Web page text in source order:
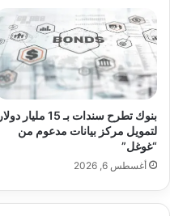
ر
ه
ا
م
ن
أ
و
ر
و
ا
بنوك تطرح سندات بـ 15 مليار دولار
لتمويل مركز بيانات مدعوم من
“غوغل”
أغسطس 6, 2026